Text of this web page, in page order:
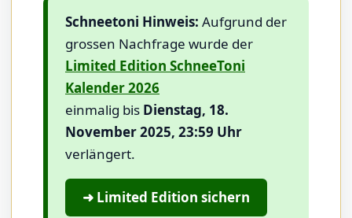
Schneetoni Hinweis: Aufgrund der
grossen Nachfrage wurde der
Limited Edition SchneeToni
Kalender 2026
einmalig bis Dienstag, 18.
November 2025, 23:59 Uhr
verlängert.
➜ Limited Edition sichern